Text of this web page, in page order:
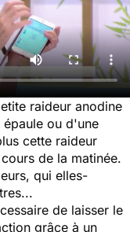
raideur anodine
ou d'une
cette raideur
de la matinée.
qui elles-
de laisser le
grâce à un